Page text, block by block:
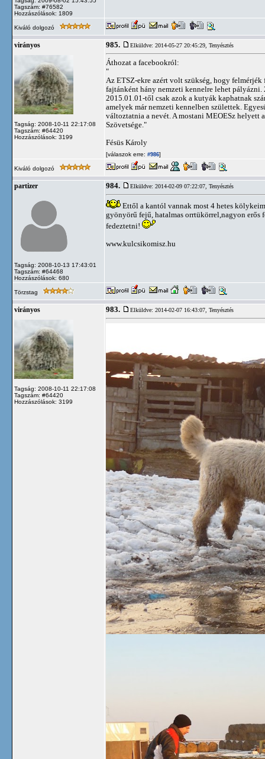
Tagszám: #76582
Hozzászólások: 1809
Kiváló dolgozó
virányos
Tagság: 2008-10-11 22:17:08
Tagszám: #64420
Hozzászólások: 3199
985. Elküldve: 2014-05-27 20:45:29, Tenyésztés
Áthozat a facebookról:
"
Az ETSZ-ekre azért volt szükség, hogy
fajtánként hány nemzeti kennelre lehet
2015.01.01-től csak azok a kutyák kaphatnak
amelyek már nemzeti kennelben születtek.
változtatnia a nevét. A mostani MEOESz helyett
Szövetsége."
Fésüs Károly
[válaszok erre: #986]
Kiváló dolgozó
partizer
Tagság: 2008-10-13 17:43:01
Tagszám: #64468
Hozzászólások: 680
984. Elküldve: 2014-02-09 07:22:07, Tenyésztés
Ettől a kantól vannak most 4 hetes
gyönyörű fejű, hatalmas orrtükörrel,nagyon
fedeztetni!
www.kulcsikomisz.hu
Törzstag
virányos
Tagság: 2008-10-11 22:17:08
Tagszám: #64420
Hozzászólások: 3199
983. Elküldve: 2014-02-07 16:43:07, Tenyésztés